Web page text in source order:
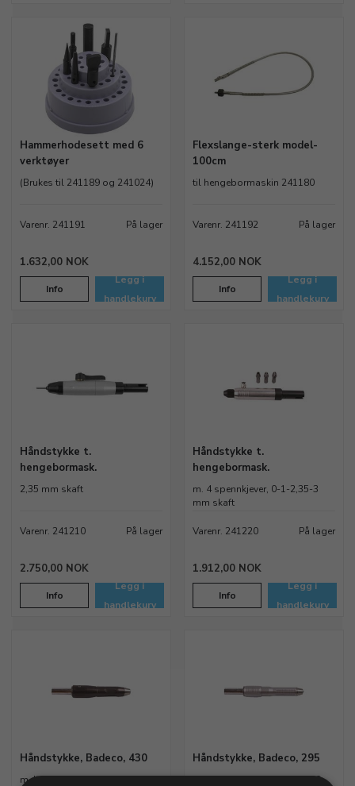
Hammerhodesett med 6
verktøyer
(Brukes til 241189 og 241024)
Varenr. 241191 På lager
1.632,00 NOK
Info
Legg i
handlekurv
Flexslange-sterk model-
100cm
til hengebormaskin 241180
Varenr. 241192 På lager
4.152,00 NOK
Info
Legg i
handlekurv
Håndstykke t.
hengebormask.
2,35 mm skaft
Varenr. 241210 På lager
2.750,00 NOK
Info
Legg i
handlekurv
Håndstykke t.
hengebormask.
m. 4 spennkjever, 0-1-2,35-3
mm skaft
Varenr. 241220 På lager
1.912,00 NOK
Info
Legg i
handlekurv
Håndstykke, Badeco, 430
m. lynskift, 30000 omdr/min,
Håndstykke, Badeco, 295
robust og handy, max 18000